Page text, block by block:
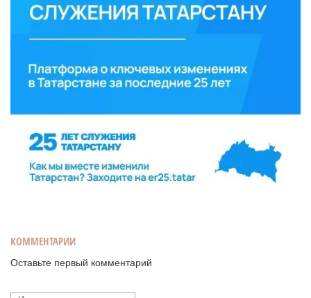
КОММЕНТАРИИ
Оставьте первый комментарий